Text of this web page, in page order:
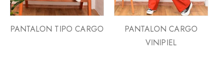
PANTALON TIPO CARGO
PANTALON CARGO
VINIPIEL